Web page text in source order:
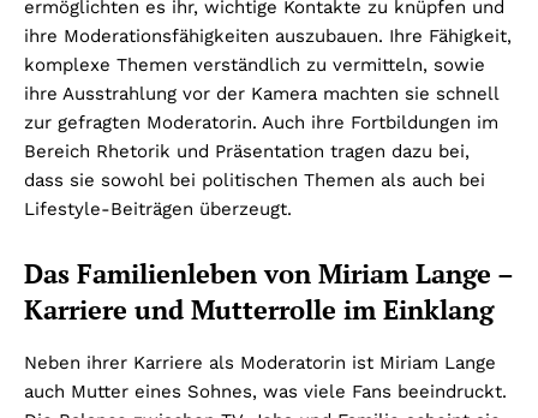
ermöglichten es ihr, wichtige Kontakte zu knüpfen und
ihre Moderationsfähigkeiten auszubauen. Ihre Fähigkeit,
komplexe Themen verständlich zu vermitteln, sowie
ihre Ausstrahlung vor der Kamera machten sie schnell
zur gefragten Moderatorin. Auch ihre Fortbildungen im
Bereich Rhetorik und Präsentation tragen dazu bei,
dass sie sowohl bei politischen Themen als auch bei
Lifestyle-Beiträgen überzeugt.
Das Familienleben von Miriam Lange –
Karriere und Mutterrolle im Einklang
Neben ihrer Karriere als Moderatorin ist Miriam Lange
auch Mutter eines Sohnes, was viele Fans beeindruckt.